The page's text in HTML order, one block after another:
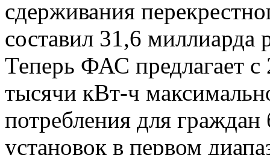
сдерживания
составил 31,6 миллиарда
Теперь ФАС предлагает с
тысячи кВт-ч
потребления для граждан
установок в первом